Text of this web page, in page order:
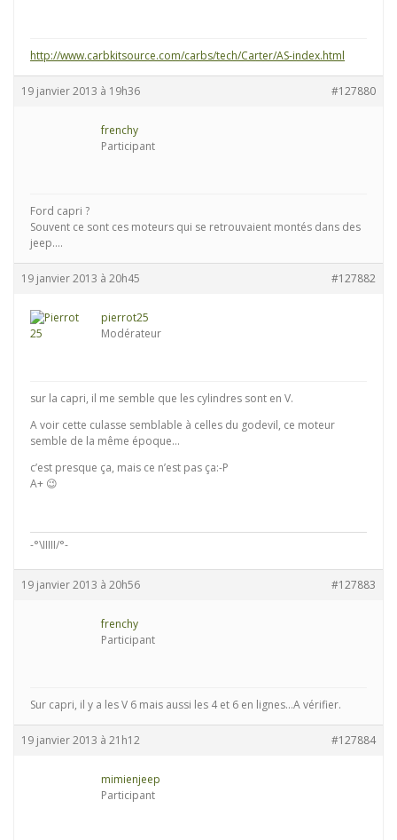
http://www.carbkitsource.com/carbs/tech/Carter/AS-index.html
19 janvier 2013 à 19h36 #127880
frenchy
Participant
Ford capri ?
Souvent ce sont ces moteurs qui se retrouvaient montés dans des
jeep….
19 janvier 2013 à 20h45 #127882
pierrot25
Modérateur
sur la capri, il me semble que les cylindres sont en V.
A voir cette culasse semblable à celles du godevil, ce moteur
semble de la même époque…
c’est presque ça, mais ce n’est pas ça:-P
A+ 😉
-°\IIIII/°-
19 janvier 2013 à 20h56 #127883
frenchy
Participant
Sur capri, il y a les V 6 mais aussi les 4 et 6 en lignes…A vérifier.
19 janvier 2013 à 21h12 #127884
mimienjeep
Participant